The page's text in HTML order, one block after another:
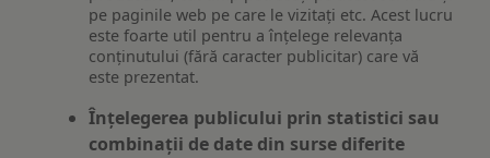
pe paginile web pe care le vizitați etc. Acest lucru
este foarte util pentru a înțelege relevanța
conținutului (fără caracter publicitar) care vă
este prezentat.
Înțelegerea publicului prin statistici sau
combinații de date din surse diferite